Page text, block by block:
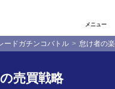
メニュー
ードガチンコバトル 怠け者の
売買戦略